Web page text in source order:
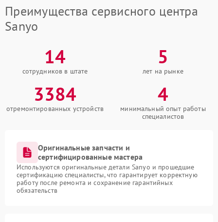
Преимущества сервисного центра
Sanyo
14
сотрудников в штате
5
лет на рынке
3384
отремонтированных устройств
4
минимальный опыт работы
специалистов
Оригинальные запчасти и
сертифицированные мастера
Используются оригинальные детали Sanyo и прошедшие
сертификацию специалисты, что гарантирует корректную
работу после ремонта и сохранение гарантийных
обязательств